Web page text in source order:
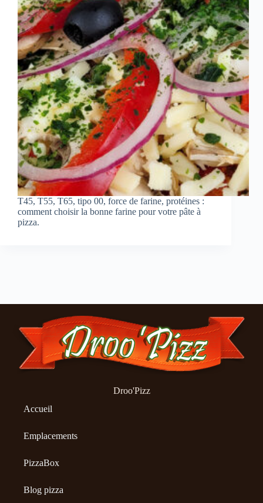
T45, T55, T65, tipo 00, force de farine, protéines :
comment choisir la bonne farine pour votre pâte à
pizza.
Droo'Pizz
Accueil
Emplacements
PizzaBox
Blog pizza